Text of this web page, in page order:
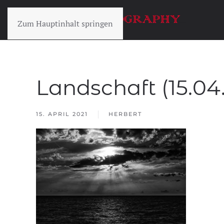
Zum Hauptinhalt springen
Landschaft
15. APRIL 2021 HERBERT